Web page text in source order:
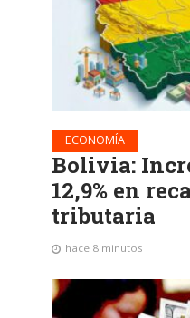
ECONOMÍA
Bolivia:
12,9% en
tributaria
hace 8 minutos